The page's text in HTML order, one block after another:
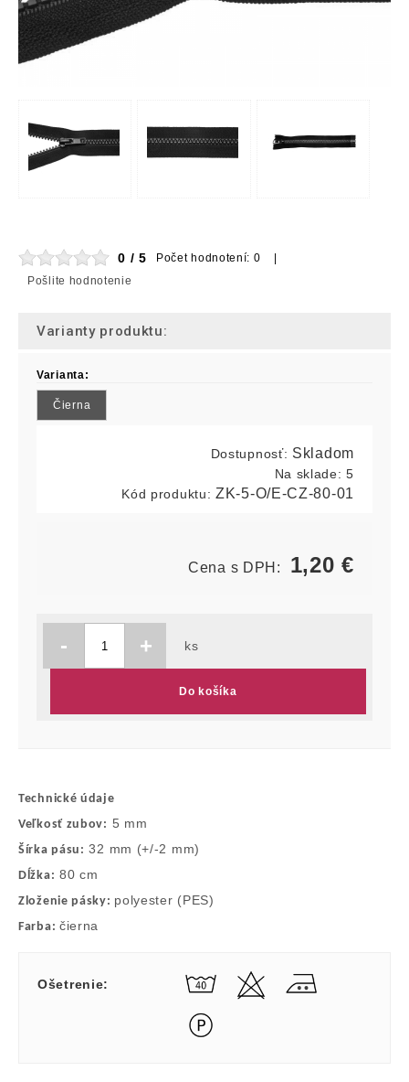
0 / 5
Počet hodnotení: 0 |
Pošlite hodnotenie
Varianty produktu:
Varianta:
Čierna
Dostupnosť: Skladom
Na sklade:5
Kód produktu:ZK-5-O/E-CZ-80-01
Cena s DPH: 1,20€
- + ks
Do košíka
Technické údaje
Veľkosť zubov: 5 mm
Šírka pásu: 32 mm (+/-2 mm)
Dĺžka: 80 cm
Zloženie pásky: polyester (PES)
Farba: čierna
Ošetrenie: